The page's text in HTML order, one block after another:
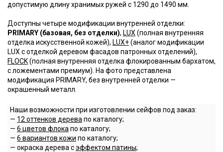
допустимую длину хранимых ружей с 1290 до 1490 мм.
Доступны четыре модификации внутренней отделки:
PRIMARY (базовая, без отделки), LUX (полная внутренняя
отделка искусственной кожей), LUX+(аналог модификации
LUX с отделкой деревом фасадов патронных отделений),
FLOCK(полная внутренняя отделка флокированным бархатом,
с ложементами премиум). На фото представлена
модификация PRIMARY, без внутренней отделки —
окрашенный металл.
Наши возможности при изготовлении сейфов под заказ:
— 12 оттенков дерева по каталогу;
— 6 цветов флока по каталогу;
— 6 вариантов кожи по каталогу;
— окраска дерева сэффектом патины;